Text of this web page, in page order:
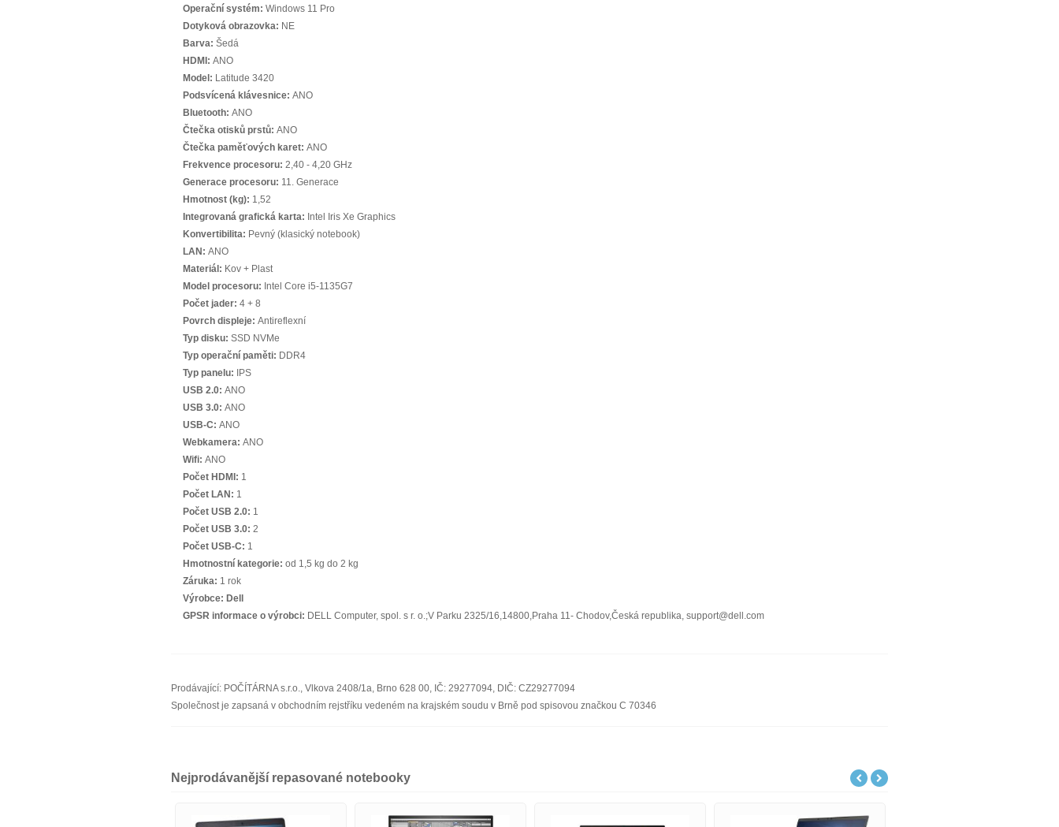
Operační systém: Windows 11 Pro
Dotyková obrazovka: NE
Barva: Šedá
HDMI: ANO
Model: Latitude 3420
Podsvícená klávesnice: ANO
Bluetooth: ANO
Čtečka otisků prstů: ANO
Čtečka paměťových karet: ANO
Frekvence procesoru: 2,40 - 4,20 GHz
Generace procesoru: 11. Generace
Hmotnost (kg): 1,52
Integrovaná grafická karta: Intel Iris Xe Graphics
Konvertibilita: Pevný (klasický notebook)
LAN: ANO
Materiál: Kov + Plast
Model procesoru: Intel Core i5-1135G7
Počet jader: 4 + 8
Povrch displeje: Antireflexní
Typ disku: SSD NVMe
Typ operační paměti: DDR4
Typ panelu:
IPS
USB 2.0: ANO
USB 3.0: ANO
USB-C: ANO
Webkamera: ANO
Wifi: ANO
Počet HDMI: 1
Počet LAN: 1
Počet USB 2.0: 1
Počet USB 3.0: 2
Počet USB-C: 1
Hmotnostní kategorie: od 1,5 kg do 2 kg
Záruka: 1 rok
Výrobce: Dell
GPSR informace o výrobci: DELL Computer, spol. s r. o.;V Parku 2325/16,14800,Praha 11- Chodov,Česká republika, support@dell.com
Prodávající: POČÍTÁRNA s.r.o., Vlkova 2408/1a, Brno 628 00, IČ: 29277094, DIČ: CZ29277094
Společnost je zapsaná v obchodním rejstříku vedeném na krajském soudu v Brně pod spisovou značkou C 70346
Nejprodávanější repasované notebooky